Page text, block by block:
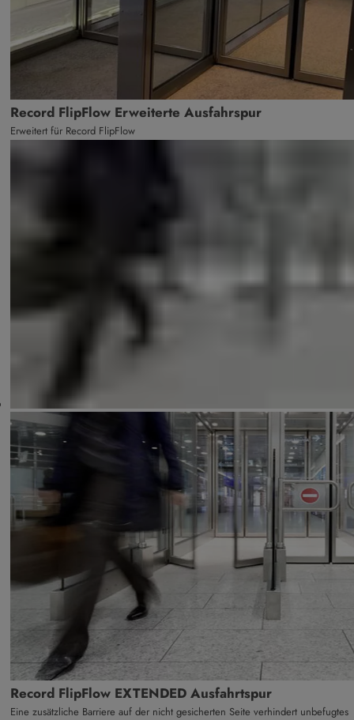
Record FlipFlow Erweiterte Ausfahrspur
Erweitert für Record FlipFlow
Record FlipFlow EXTENDED Ausfahrtspur
Eine zusätzliche Barriere auf der nicht gesicherten Seite verhindert unbefugtes